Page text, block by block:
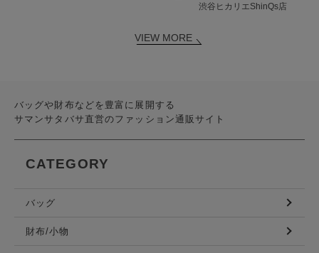
渋谷ヒカリエShinQs店
VIEW MORE
バッグや財布などを豊富に展開する
サマンサタバサ直営のファッション通販サイト
CATEGORY
バッグ
財布/小物